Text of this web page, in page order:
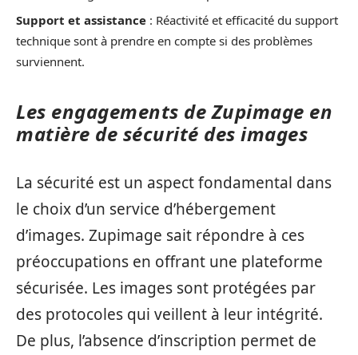
Support et assistance : Réactivité et efficacité du support
technique sont à prendre en compte si des problèmes
surviennent.
Les engagements de Zupimage en
matière de sécurité des images
La sécurité est un aspect fondamental dans
le choix d’un service d’hébergement
d’images. Zupimage sait répondre à ces
préoccupations en offrant une plateforme
sécurisée. Les images sont protégées par
des protocoles qui veillent à leur intégrité.
De plus, l’absence d’inscription permet de